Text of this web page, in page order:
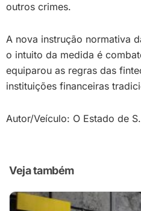
outros crimes.
A nova instrução normativa
o intuito da medida é
equiparou as regras das
instituições financeiras
Autor/Veículo: O Estado de
Veja também